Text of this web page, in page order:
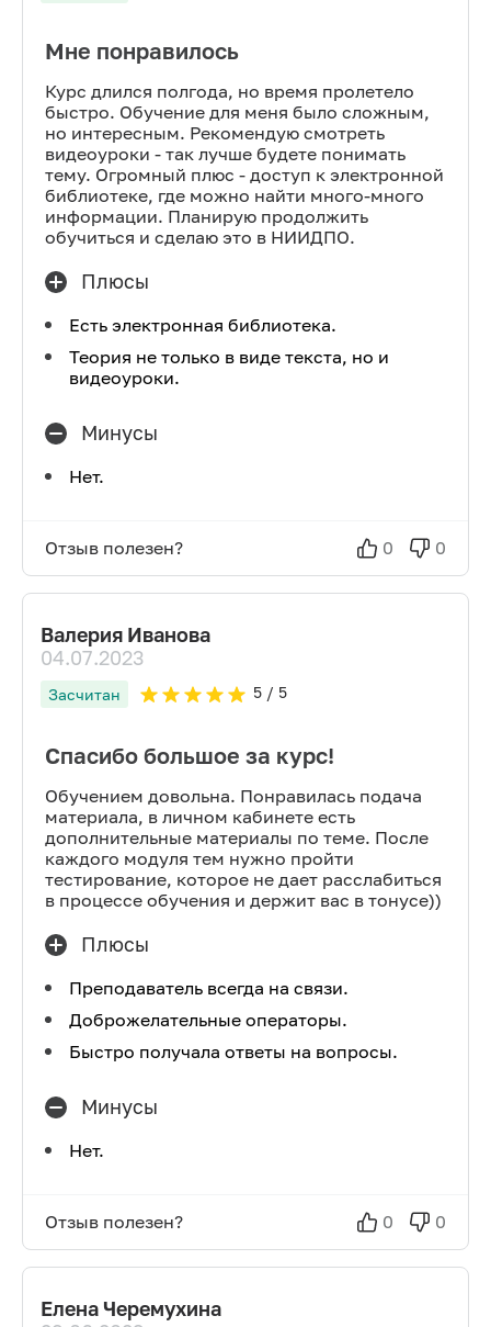
Мне понравилось
Курс длился полгода, но время пролетело
быстро. Обучение для меня было сложным,
но интересным. Рекомендую смотреть
видеоуроки - так лучше будете понимать
тему. Огромный плюс - доступ к электронной
библиотеке, где можно найти много-много
информации. Планирую продолжить
обучиться и сделаю это в НИИДПО.
Плюсы
Есть электронная библиотека.
Теория не только в виде текста, но и
видеоуроки.
Минусы
Нет.
Отзыв полезен? 0 0
Валерия Иванова
04.07.2023
Засчитан 5/ 5
Спасибо большое за курс!
Обучением довольна. Понравилась подача
материала, в личном кабинете есть
дополнительные материалы по теме. После
каждого модуля тем нужно пройти
тестирование, которое не дает расслабиться
в процессе обучения и держит вас в тонусе))
Плюсы
Преподаватель всегда на связи.
Доброжелательные операторы.
Быстро получала ответы на вопросы.
Минусы
Нет.
Отзыв полезен? 0 0
Елена Черемухина